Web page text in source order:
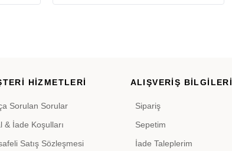
HİZMETLERİ
Sorulan Sorular
& İade Koşulları
Satış Sözleşmesi
ALIŞVERİŞ BİLGİLERİ
Sipariş
Sepetim
İade Taleplerim